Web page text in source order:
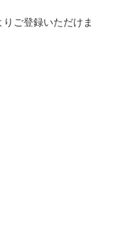
ご登録いただけま